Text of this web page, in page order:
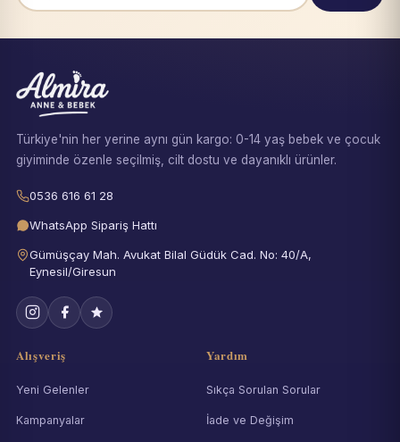
Türkiye'nin her yerine aynı gün kargo: 0-14 yaş bebek ve çocuk
giyiminde özenle seçilmiş, cilt dostu ve dayanıklı ürünler.
0536 616 61 28
WhatsApp Sipariş Hattı
Gümüşçay Mah. Avukat Bilal Güdük Cad. No: 40/A,
Eynesil/Giresun
Alışveriş
Yeni Gelenler
Kampanyalar
Yardım
Sıkça Sorulan Sorular
İade ve Değişim